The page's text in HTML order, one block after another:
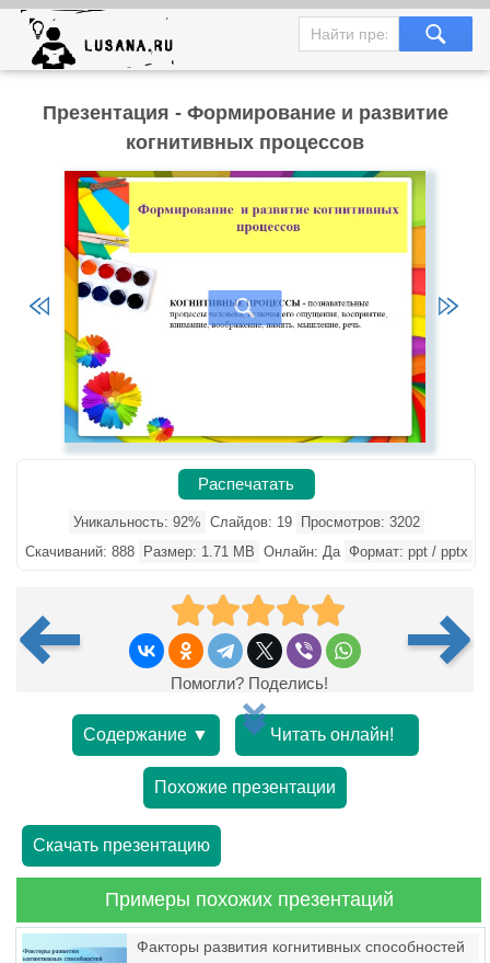
Презентация - Формирование и развитие
когнитивных процессов
Распечатать
Уникальность: 92% Слайдов: 19
Просмотров: 3202
Скачиваний: 888
Размер: 1.71 MB Онлайн: Да Формат: ppt / pptx
Помогли? Поделись!
Содержание ▼ Читать онлайн!
Похожие презентации
Скачать презентацию
Примеры похожих презентаций
Факторы развития когнитивных способностей